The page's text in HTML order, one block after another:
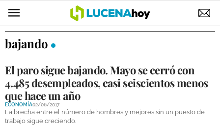
POLÍTICA
ELECCIONES
SUCESOS
ECONOMÍA
bajando
El paro sigue bajando. Mayo se cerró con
4.485 desempleados, casi seiscientos menos
que hace un año
ECONOMÍA02/06/2017
La brecha entre el número de hombres y mejores sin un puesto de
trabajo sigue creciendo.